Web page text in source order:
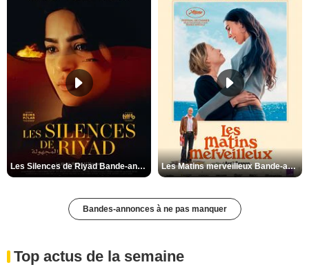
Les Silences de Riyad Bande-annonce VO STFR Les Matins merveilleux Bande-annonce VF
Bandes-annonces à ne pas manquer
Top actus de la semaine